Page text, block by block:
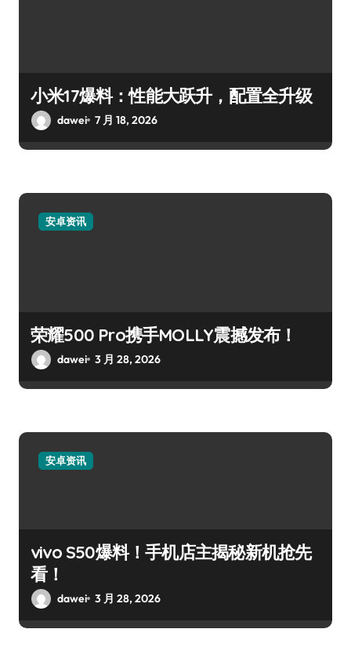
小米17爆料：性能大跃升，配置全升级
dawei 7 月 18, 2026
安卓资讯
荣耀500 Pro携手MOLLY震撼发布！
dawei 3 月 28, 2026
安卓资讯
vivo S50爆料！手机店主揭秘新机抢先
看！
dawei 3 月 28, 2026